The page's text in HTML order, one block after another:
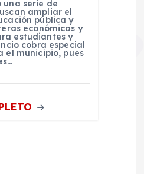
una serie de
ampliar el
pública y
económicas y
estudiantes y
cobra especial
el municipio, pues